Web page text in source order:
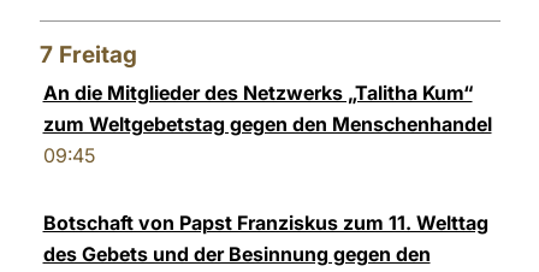
7 Freitag
An die Mitglieder des Netzwerks „Talitha Kum“
zum Weltgebetstag gegen den Menschenhandel
09:45
Botschaft von Papst Franziskus zum 11. Welttag
des Gebets und der Besinnung gegen den